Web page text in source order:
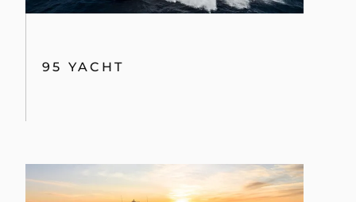
95 YACHT